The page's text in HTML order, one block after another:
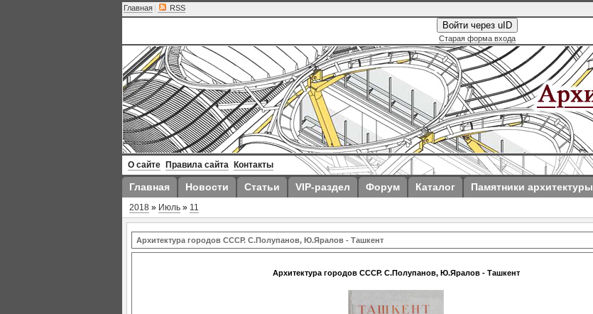
Главная | RSS
Войти через uID
Старая форма входа
О сайте Правила сайта Контакты
Главная Новости Статьи VIP-раздел Форум Каталог Памятники архитектуры
2018 » Июль » 11
Архитектура городов СССР. С.Полупанов, Ю.Яралов - Ташкент
Архитектура городов СССР. С.Полупанов, Ю.Яралов - Ташкент